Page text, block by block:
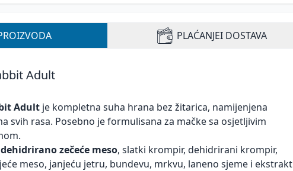
PLAĆANJEI DOSTAVA
Adult
Adult je kompletna suha hrana bez žitarica, namijenjena
svih rasa. Posebno je formulisana za mačke sa osjetljivim
dehidrirano zečeće meso, slatki krompir, dehidrirani krompir,
meso, janjeću jetru, bundevu, mrkvu, laneno sjeme i ekstrakt